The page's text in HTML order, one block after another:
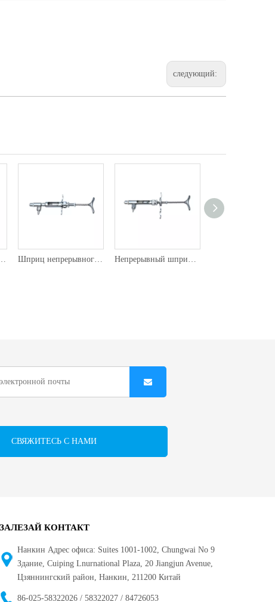
следующий:
СВЯЖИТЕСЬ С НАМИ
ЗАЛЕЗАЙ КОНТАКТ
Нанкин Адрес офиса: Suites 1001-1002, Chungwai No 9
Здание, Cuiping Lnurnational Plaza, 20 Jiangjun Avenue,
Цзяннингский район, Нанкин, 211200 Китай
86-025-58322026 / 58322027 / 84726053